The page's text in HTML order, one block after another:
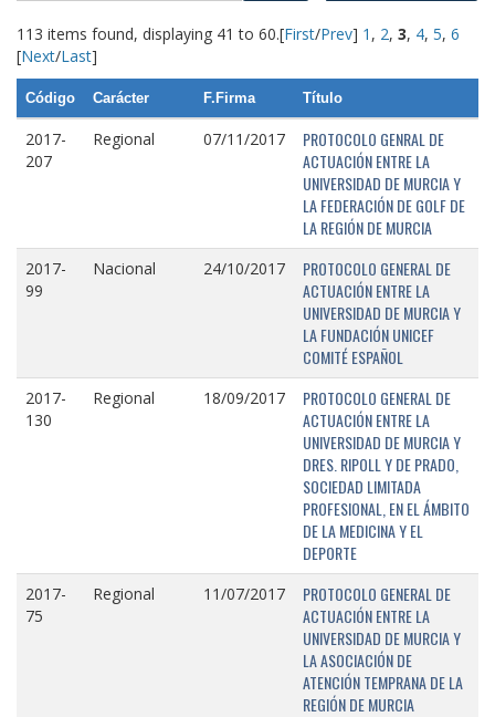
113 items found, displaying 41 to 60.[First/Prev] 1 , 2, 3, 4, 5, 6
[Next/Last]
Código Carácter F.Firma Título
2017-
207
Regional 07/11/2017
PROTOCOLO GENRAL DE
ACTUACIÓN ENTRE LA
UNIVERSIDAD DE MURCIA Y
LA FEDERACIÓN DE GOLF DE
LA REGIÓN DE MURCIA
2017-
99
Nacional 24/10/2017
PROTOCOLO GENERAL DE
ACTUACIÓN ENTRE LA
UNIVERSIDAD DE MURCIA Y
LA FUNDACIÓN UNICEF
COMITÉ ESPAÑOL
2017-
130
Regional 18/09/2017
PROTOCOLO GENERAL DE
ACTUACIÓN ENTRE LA
UNIVERSIDAD DE MURCIA Y
DRES. RIPOLL Y DE PRADO,
SOCIEDAD LIMITADA
PROFESIONAL, EN EL ÁMBITO
DE LA MEDICINA Y EL
DEPORTE
2017-
75
Regional 11/07/2017
PROTOCOLO GENERAL DE
ACTUACIÓN ENTRE LA
UNIVERSIDAD DE MURCIA Y
LA ASOCIACIÓN DE
ATENCIÓN TEMPRANA DE LA
REGIÓN DE MURCIA